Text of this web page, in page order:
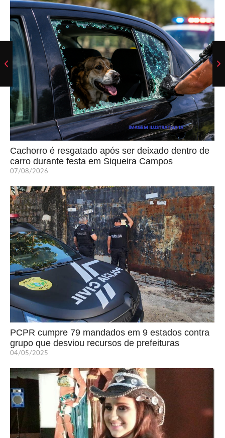
Cachorro é resgatado após ser deixado dentro de
carro durante festa em Siqueira Campos
07/08/2026
PCPR cumpre 79 mandados em 9 estados contra
grupo que desviou recursos de prefeituras
04/05/2025